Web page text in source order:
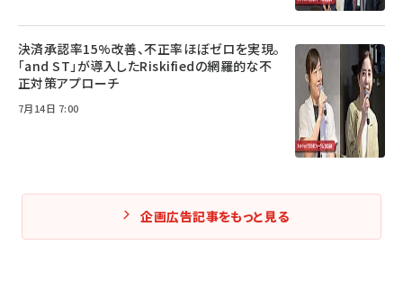
決済承認率15%改善、不正率ほぼゼロを実現。
「and ST」が導入したRiskifiedの網羅的な不
正対策アプローチ
7月14日 7:00
企画広告記事をもっと見る